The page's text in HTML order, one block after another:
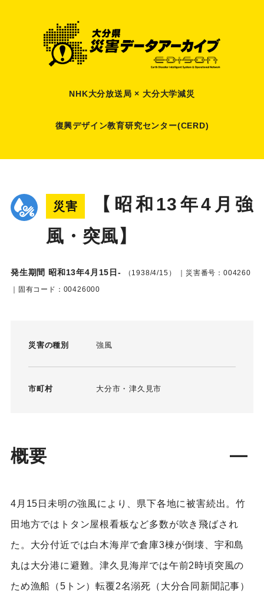
NHK大分放送局 × 大分大学減災
復興デザイン教育研究センター(CERD)
災害
【昭和13年4月強
風・突風】
発生期間 昭和13年4月15日- （1938/4/15）
｜災害番号：004260
｜固有コード：00426000
災害の種別 強風
市町村 大分市 津久見市
概要
4月15日未明の強風により、県下各地に被害続出。竹
田地方ではトタン屋根看板など多数が吹き飛ばされ
た。大分付近では白木海岸で倉庫3棟が倒壊、宇和島
丸は大分港に避難。津久見海岸では午前2時頃突風の
ため漁船（5トン）転覆2名溺死（大分合同新聞記事）